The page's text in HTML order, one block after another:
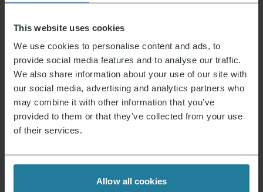
This website uses cookies
We use cookies to personalise content and ads, to
provide social media features and to analyse our traffic.
We also share information about your use of our site with
our social media, advertising and analytics partners who
may combine it with other information that you’ve
provided to them or that they’ve collected from your use
of their services.
Allow all cookies
steenplaat:Deze apparaten combineren de
voordelen van een steenplaat met die van
een grillplaat. Hierdoor kunt u goed gebruik
maken van de natuurlijke, betrouwbare
eigenschappen van de steenplaat en de
snelle en efficiënte grillfunctie van de
metalen plaat. Met deze combinatie kun je
verschillende ingrediënten optimaal
bereiden en je gasten een verscheidenheid
kookmethodes willen en op zoek zijn naar een